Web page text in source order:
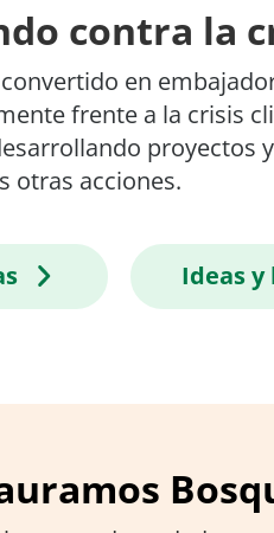
contra la
en
frente a la crisis
proyectos
otras acciones.
Ideas